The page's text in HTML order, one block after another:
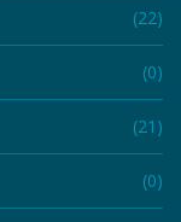
(22)
(0)
(21)
(0)